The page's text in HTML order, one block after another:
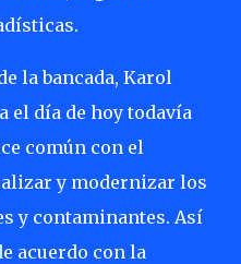
la bancada, Karol
el día de hoy todavía
común con el
y modernizar los
y contaminantes. Así
acuerdo con la